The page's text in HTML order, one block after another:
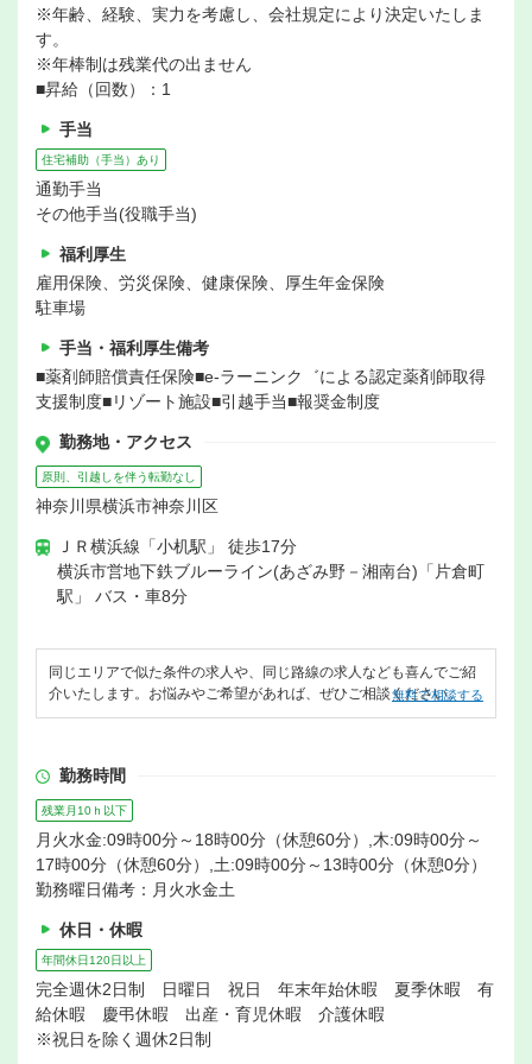
※年齢、経験、実力を考慮し、会社規定により決定いたしま
す。
※年棒制は残業代の出ません
■昇給（回数）：1
手当
住宅補助（手当）あり
通勤手当
その他手当(役職手当)
福利厚生
雇用保険、労災保険、健康保険、厚生年金保険
駐車場
手当・福利厚生備考
■薬剤師賠償責任保険■e-ラーニンク゛による認定薬剤師取得
支援制度■リゾート施設■引越手当■報奨金制度
勤務地・アクセス
原則、引越しを伴う転勤なし
神奈川県横浜市神奈川区
ＪＲ横浜線「小机駅」 徒歩17分
横浜市営地下鉄ブルーライン(あざみ野－湘南台)「片倉町
駅」 バス・車8分
同じエリアで似た条件の求人や、同じ路線の求人なども喜んでご紹
介いたします。お悩みやご希望があれば、ぜひご相談ください。
無料で相談する
勤務時間
残業月10ｈ以下
月火水金:09時00分～18時00分（休憩60分）,木:09時00分～
17時00分（休憩60分）,土:09時00分～13時00分（休憩0分）
勤務曜日備考：月火水金土
休日・休暇
年間休日120日以上
完全週休2日制 日曜日 祝日 年末年始休暇 夏季休暇 有
給休暇 慶弔休暇 出産・育児休暇 介護休暇
※祝日を除く週休2日制